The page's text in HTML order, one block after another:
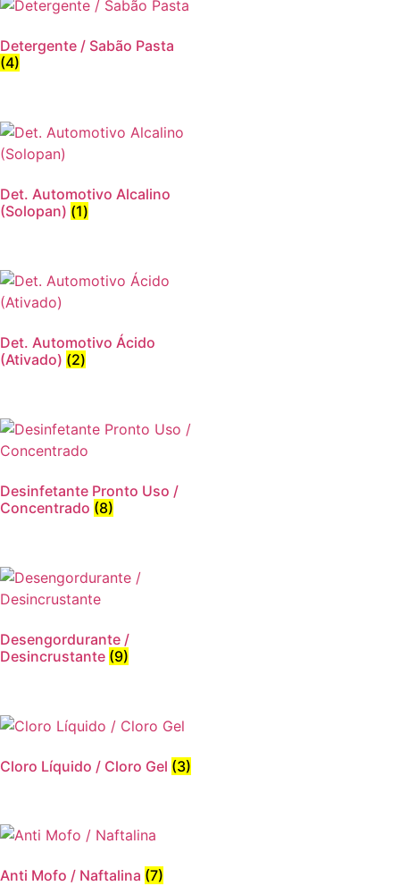
Detergente / Sabão Pasta
(4)
Det. Automotivo Alcalino
(Solopan) (1)
Det. Automotivo Ácido
(Ativado) (2)
Desinfetante Pronto Uso /
Concentrado (8)
Desengordurante /
Desincrustante (9)
Cloro Líquido / Cloro Gel (3)
Anti Mofo / Naftalina (7)